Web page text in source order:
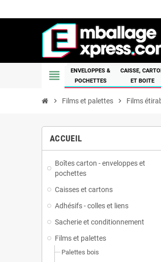
view_headline
ENVELOPPES &
POCHETTES
CAISSE,
ET BOITE
chevron_right Films et palettes chevron_right Films
ACCUEIL
Boîtes carton - enveloppes et
pochettes
Caisses et cartons
Adhésifs - colles et liens
Sacherie et conditionnement
Films et palettes
Palettes bois